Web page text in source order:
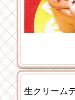
生クリーム